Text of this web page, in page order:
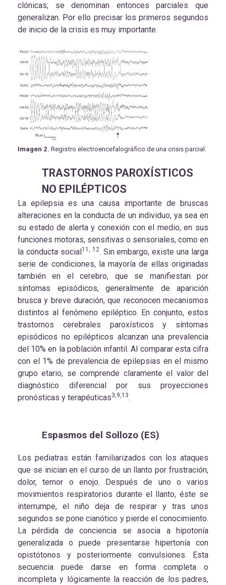
clónicas; se denominan entonces parciales que
generalizan. Por ello precisar los primeros segundos
de inicio de la crisis es muy importante.
Imagen 2. Registro electroencefalográfico de una crisis parcial.
TRASTORNOS PAROXÍSTICOS
NO EPILÉPTICOS
La epilepsia es una causa importante de bruscas
alteraciones en la conducta de un individuo, ya sea en
su estado de alerta y conexión con el medio, en sus
funciones motoras, sensitivas o sensoriales, como en
la conducta social 11, 12. Sin embargo, existe una larga
serie de condiciones, la mayoría de ellas originadas
también en el cerebro, que se manifiestan por
síntomas episódicos, generalmente de aparición
brusca y breve duración, que reconocen mecanismos
distintos al fenómeno epiléptico. En conjunto, estos
trastornos cerebrales paroxísticos y síntomas
episódicos no epilépticos alcanzan una prevalencia
del 10% en la población infantil. Al comparar esta cifra
con el 1% de prevalencia de epilepsias en el mismo
grupo etario, se comprende claramente el valor del
diagnóstico diferencial por sus proyecciones
pronósticas y terapéuticas3,9,13.
Espasmos del Sollozo (ES)
Los pediatras están familiarizados con los ataques
que se inician en el curso de un llanto por frustración,
dolor, temor o enojo. Después de uno o varios
movimientos respiratorios durante el llanto, éste se
interrumpe, el niño deja de respirar y tras unos
segundos se pone cianótico y pierde el conocimiento.
La pérdida de conciencia se asocia a hipotonía
generalizada o puede presentarse hipertonía con
opistótonos y posteriormente convulsiones. Esta
secuencia puede darse en forma completa o
incompleta y lógicamente la reacción de los padres,